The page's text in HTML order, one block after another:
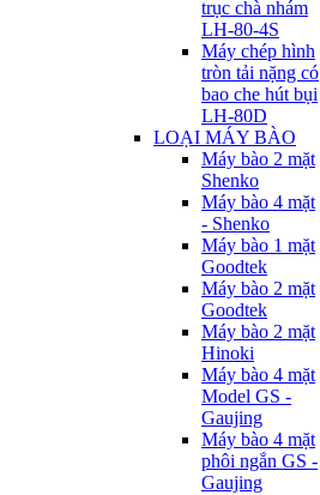
trục chà nhám
LH-80-4S
Máy chép hình
tròn tải nặng có
bao che hút bụi
LH-80D
LOẠI MÁY BÀO
Máy bào 2 mặt
Shenko
Máy bào 4 mặt
- Shenko
Máy bào 1 mặt
Goodtek
Máy bào 2 mặt
Goodtek
Máy bào 2 mặt
Hinoki
Máy bào 4 mặt
Model GS -
Gaujing
Máy bào 4 mặt
phôi ngắn GS -
Gaujing